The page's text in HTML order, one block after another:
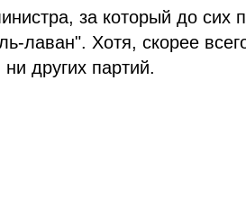
за который до сих
лаван". Хотя, скорее
других партий.